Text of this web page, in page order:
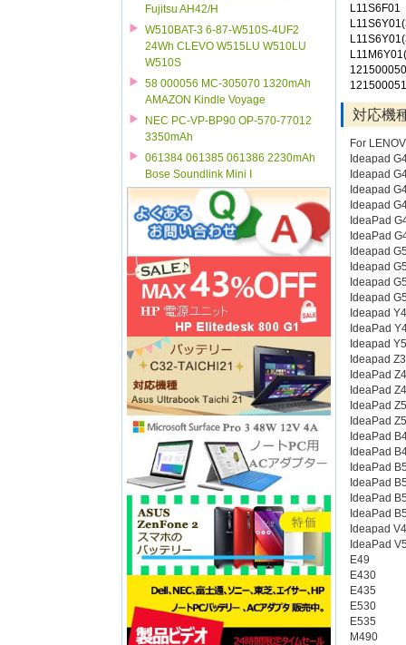
Fujitsu AH42/H
W510BAT-3 6-87-W510S-4UF2
24Wh CLEVO W515LU W510LU
W510S
58 000056 MC-305070 1320mAh
AMAZON Kindle Voyage
NEC PC-VP-BP90 OP-570-77012
3350mAh
061384 061385 061386 2230mAh
Bose Soundlink Mini I
L11S6F01
121500050
121500051
対応機
For
Ideapad
Ideapad
Ideapad
Ideapad
IdeaPad
IdeaPad
Ideapad
Ideapad
Ideapad
Ideapad
Ideapad
IdeaPad
Ideapad
Ideapad
IdeaPad
IdeaPad
IdeaPad
IdeaPad
IdeaPad
IdeaPad
IdeaPad
IdeaPad
IdeaPad
IdeaPad
Ideapad
IdeaPad
E49
E430
E435
E530
E535
M490